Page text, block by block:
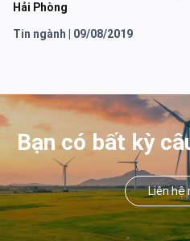
Hải Phòng
Tin ngành 09/08/2019
Bạn có bất kỳ
Liên hệ